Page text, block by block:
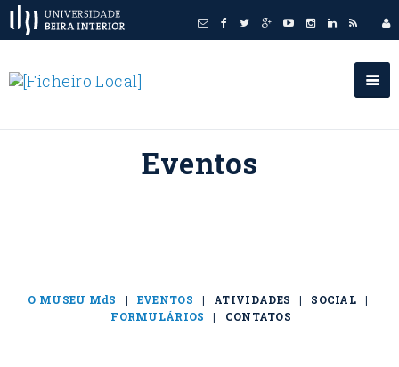
Eventos
O MUSEU MdS | EVENTOS | ATIVIDADES | SOCIAL |
FORMULÁRIOS | CONTATOS